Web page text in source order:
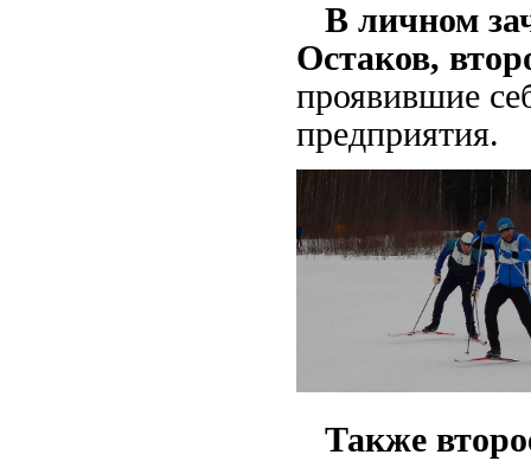
В личном
Остаков,
проявившие
предприятия.
Также